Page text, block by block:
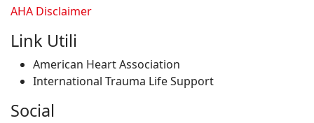
AHA Disclaimer
Link Utili
American Heart Association
International Trauma Life Support
Social